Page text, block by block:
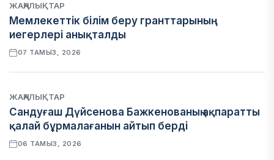
ЖАҢАЛЫҚТАР
Мемлекеттік білім беру гранттарының
иегерлері анықталды
07 ТАМЫЗ, 2026
ЖАҢАЛЫҚТАР
Сандуғаш Дүйсенова Бажкенованың ақпаратты
қалай бұрмалағанын айтып берді
06 ТАМЫЗ, 2026